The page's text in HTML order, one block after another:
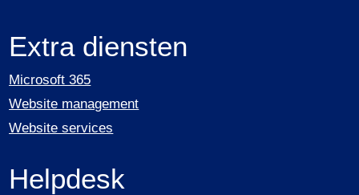
Extra diensten
Microsoft 365
Website management
Website services
Helpdesk